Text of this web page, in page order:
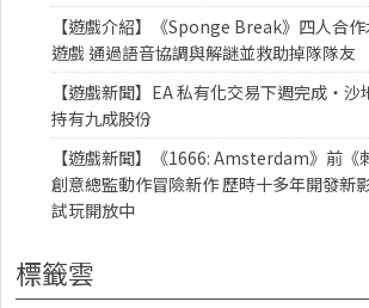
【遊戲介紹】《Sponge Break》四人合
遊戲 通過語音協調與解謎並救助掉隊隊友
【遊戲新聞】EA 私有化交易下週完成・沙
持有九成股份
【遊戲新聞】《1666: Amsterdam》前《
創意總監動作冒險新作 歷時十多年開發新
試玩開放中
標籤雲